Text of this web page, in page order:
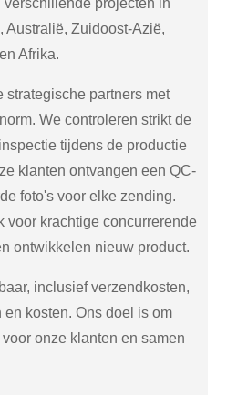
projecten in
Australië, Zuidoost-Azië,
Afrika.
strategische partners met
We controleren strikt de
tijdens de productie
klanten ontvangen een QC-
foto's voor elke zending.
voor krachtige concurrerende
ontwikkelen nieuw product.
inclusief verzendkosten,
kosten. Ons doel is om
onze klanten en samen